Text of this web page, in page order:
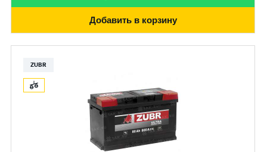
Добавить в корзину
ZUBR